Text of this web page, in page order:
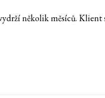
několik měsíců. Klient